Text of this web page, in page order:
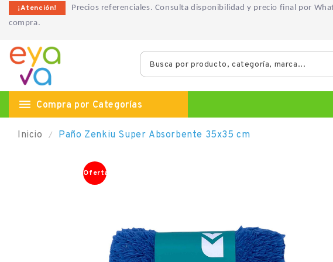
¡Atención! Precios referenciales. Consulta disponibilidad y precio final por
compra.
 Compra por Categorías
Inicio Paño Zenkiu Super Absorbente 35x35 cm
Oferta